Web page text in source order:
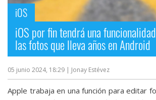
iOS
iOS por fin tendrá una
las fotos que lleva años en Android
05 junio 2024, 18:29 | Jonay Estévez
Apple trabaja en una función para editar